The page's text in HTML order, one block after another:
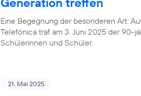
Eine Begegnung der besonderen Art:
Telefónica traf am 3. Juni 2025 der 90-
Schülerinnen und Schüler.
21. Mai 2025